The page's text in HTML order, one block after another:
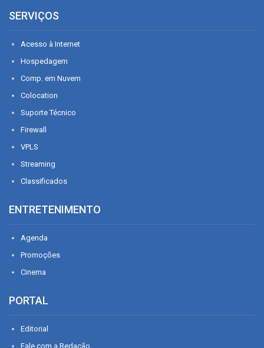
SERVIÇOS
Acesso à Internet
Hospedagem
Comp. em Nuvem
Colocation
Suporte Técnico
Firewall
VPLS
Streaming
Classificados
ENTRETENIMENTO
Agenda
Promoções
Cinema
PORTAL
Editorial
Fale com a Redação